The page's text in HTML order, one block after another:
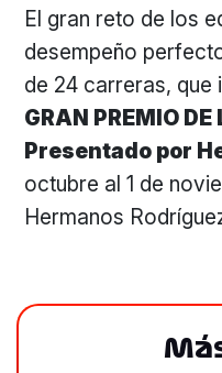
El gran reto de los
desempeño
de 24 carreras, que
GRAN PREMIO
Presentado por
octubre al 1 de
Hermanos